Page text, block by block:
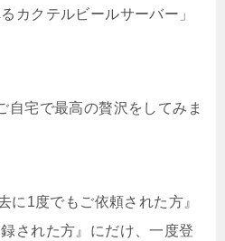
カクテルビールサーバー」
自宅で最高の贅沢をしてみま
に1度でもご依頼された方』
された方』にだけ、一度登